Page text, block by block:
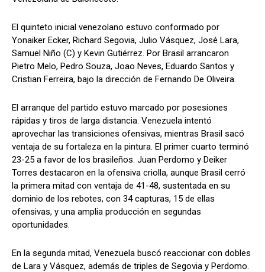
El quinteto inicial venezolano estuvo conformado por
Yonaiker Ecker, Richard Segovia, Julio Vásquez, José Lara,
Samuel Niño (C) y Kevin Gutiérrez. Por Brasil arrancaron
Pietro Melo, Pedro Souza, Joao Neves, Eduardo Santos y
Cristian Ferreira, bajo la dirección de Fernando De Oliveira.
El arranque del partido estuvo marcado por posesiones
rápidas y tiros de larga distancia. Venezuela intentó
aprovechar las transiciones ofensivas, mientras Brasil sacó
ventaja de su fortaleza en la pintura. El primer cuarto terminó
23-25 a favor de los brasileños. Juan Perdomo y Deiker
Torres destacaron en la ofensiva criolla, aunque Brasil cerró
la primera mitad con ventaja de 41-48, sustentada en su
dominio de los rebotes, con 34 capturas, 15 de ellas
ofensivas, y una amplia producción en segundas
oportunidades.
En la segunda mitad, Venezuela buscó reaccionar con dobles
de Lara y Vásquez, además de triples de Segovia y Perdomo.